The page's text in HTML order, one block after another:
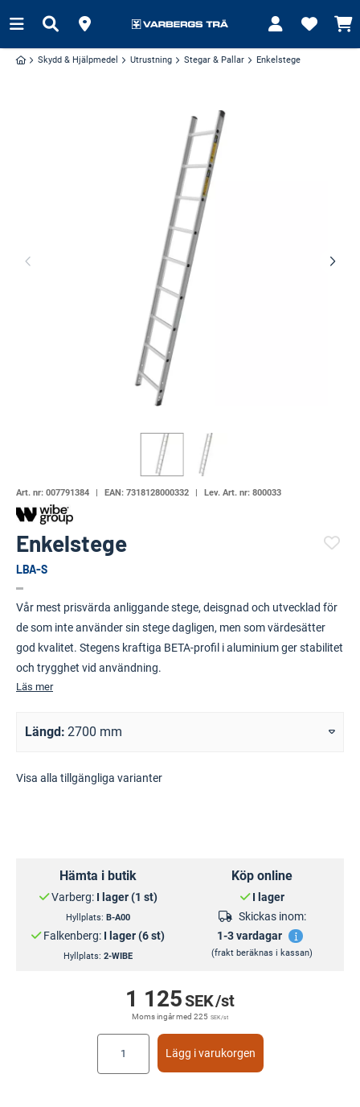
Skydd & Hjälpmedel Utrustning Stegar & Pallar Enkelstege
Art. nr: 007791384 EAN: 7318128000332 Lev. Art. nr: 800033
Enkelstege
LBA-S
Vår mest prisvärda anliggande stege, deisgnad och utvecklad för
de som inte använder sin stege dagligen, men som värdesätter
god kvalitet. Stegens kraftiga BETA-profil i aluminium ger stabilitet
och trygghet vid användning.
Läs mer
Längd 2700 mm
Visa alla tillgängliga varianter
Hämta i butik
Varberg: I lager (1 st)
Hyllplats: B-A00
Falkenberg: I lager (6 st)
Hyllplats: 2-WIBE
Köp online
I lager
Skickas inom:
1-3 vardagar
(frakt beräknas i kassan)
1 125SEK/st
Moms ingår med 225 SEK/st
Lägg i varukorgen